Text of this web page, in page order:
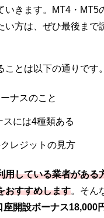
いきます。MT4・MT5
い方は、ぜひ最後まで
ことは以下の通りです。
ナスのこと
には4種類ある
レジットの見方
用している業者があ
おすすめします。 そん
座開設ボーナス18,000